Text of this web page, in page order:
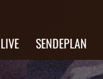
LIVE SENDEPLAN